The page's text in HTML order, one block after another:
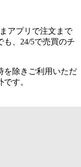
アプリで注文まで
、24/5で売買のチ
を除きご利用いただ
す。